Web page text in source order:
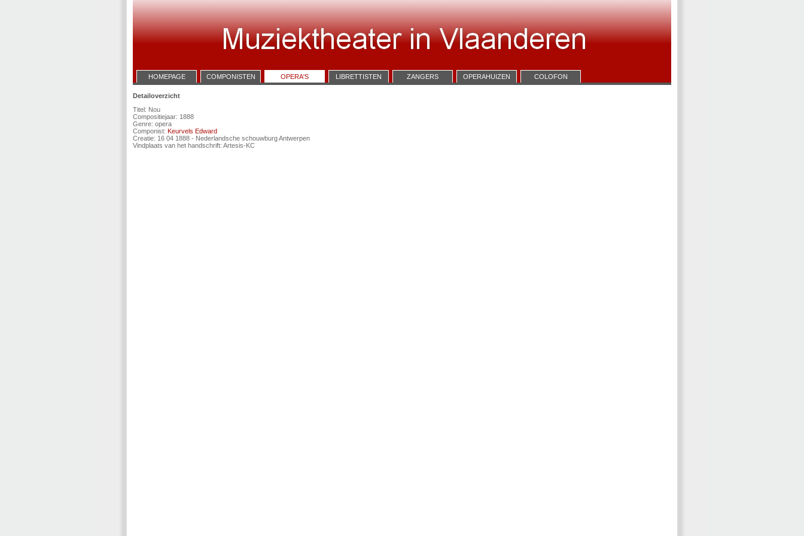
HOMEPAGE COMPONISTEN OPERA'S LIBRETTISTEN ZANGERS OPERAHUIZEN COLOFON
Detailoverzicht
Titel: Nou
Compositiejaar: 1888
Genre: opera
Componist: Keurvels Edward
Creatie: 16 04 1888 - Nederlandsche schouwburg Antwerpen
Vindplaats van het handschrift: Artesis-KC